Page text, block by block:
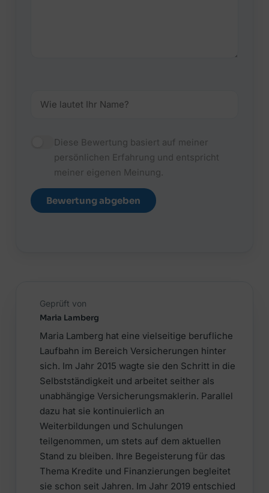
Diese Bewertung basiert auf meiner
persönlichen Erfahrung und entspricht
meiner eigenen Meinung.
Bewertung abgeben
Geprüft von
Maria Lamberg
Maria Lamberg hat eine vielseitige berufliche
Laufbahn im Bereich Versicherungen hinter
sich. Im Jahr 2015 wagte sie den Schritt in die
Selbstständigkeit und arbeitet seither als
unabhängige Versicherungsmaklerin. Parallel
dazu hat sie kontinuierlich an
Weiterbildungen und Schulungen
teilgenommen, um stets auf dem aktuellen
Stand zu bleiben. Ihre Begeisterung für das
Thema Kredite und Finanzierungen begleitet
sie schon seit Jahren. Im Jahr 2019 entschied